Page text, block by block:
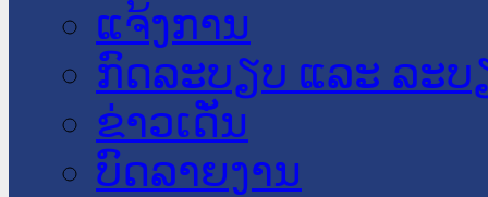
ແຈ້ງການ
ກົດລະບຽບ ແລະ ລະບ
ຂ່າວເດັ່ນ
ບົດລາຍງານ